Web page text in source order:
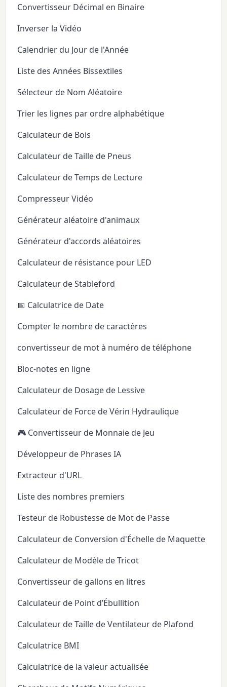
Convertisseur Décimal en Binaire
Inverser la Vidéo
Calendrier du Jour de l'Année
Liste des Années Bissextiles
Sélecteur de Nom Aléatoire
Trier les lignes par ordre alphabétique
Calculateur de Bois
Calculateur de Taille de Pneus
Calculateur de Temps de Lecture
Compresseur Vidéo
Générateur aléatoire d'animaux
Générateur d'accords aléatoires
Calculateur de résistance pour LED
Calculateur de Stableford
📅 Calculatrice de Date
Compter le nombre de caractères
convertisseur de mot à numéro de téléphone
Bloc-notes en ligne
Calculateur de Dosage de Lessive
Calculateur de Force de Vérin Hydraulique
🎮 Convertisseur de Monnaie de Jeu
Développeur de Phrases IA
Extracteur d'URL
Liste des nombres premiers
Testeur de Robustesse de Mot de Passe
Calculateur de Conversion d'Échelle de Maquette
Calculateur de Modèle de Tricot
Convertisseur de gallons en litres
Calculateur de Point d’Ébullition
Calculateur de Taille de Ventilateur de Plafond
Calculatrice BMI
Calculatrice de la valeur actualisée